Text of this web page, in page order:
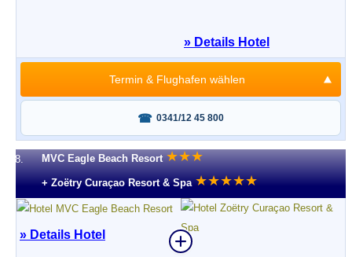
» Details Hotel
0341/12 45 800
Termin & Flughafen wählen
8. MVC Eagle Beach Resort ★★★
+ Zoëtry Curaçao Resort & Spa ★★★★★
» Details Hotel